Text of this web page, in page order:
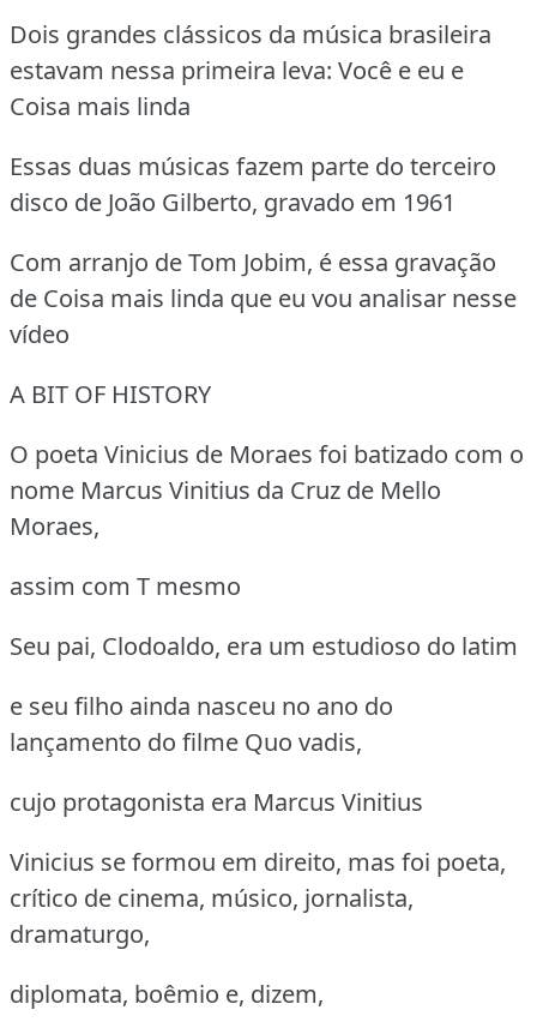
Dois grandes clássicos da música brasileira
estavam nessa primeira leva: Você e eu e
Coisa mais linda
Essas duas músicas fazem parte do terceiro
disco de João Gilberto, gravado em 1961
Com arranjo de Tom Jobim, é essa gravação
de Coisa mais linda que eu vou analisar nesse
vídeo
A BIT OF HISTORY
O poeta Vinicius de Moraes foi batizado com o
nome Marcus Vinitius da Cruz de Mello
Moraes,
assim com T mesmo
Seu pai, Clodoaldo, era um estudioso do latim
e seu filho ainda nasceu no ano do
lançamento do filme Quo vadis,
cujo protagonista era Marcus Vinitius
Vinicius se formou em direito, mas foi poeta,
crítico de cinema, músico, jornalista,
dramaturgo,
diplomata, boêmio e, dizem,